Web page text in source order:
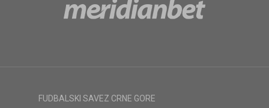
FUDBALSKI SAVEZ CRNE GORE